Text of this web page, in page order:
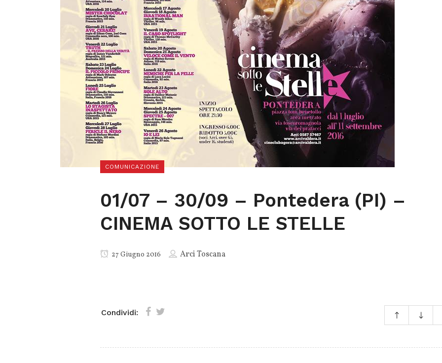
COMUNICAZIONE
01/07 – 30/09 – Pontedera (PI) –
CINEMA SOTTO LE STELLE
27 Giugno 2016 Arci Toscana
Condividi: